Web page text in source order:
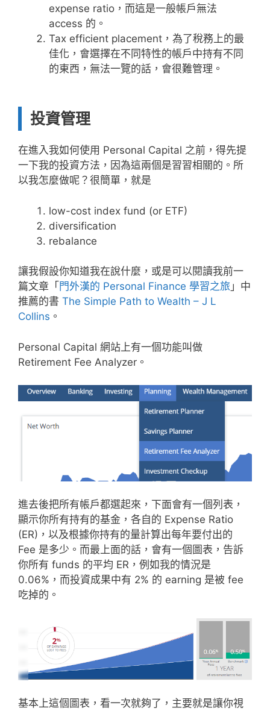
expense ratio，而這是一般帳戶無法
access 的。
Tax efficient placement，為了稅務上的最
佳化，會選擇在不同特性的帳戶中持有不同
的東西，無法一覽的話，會很難管理。
投資管理
在進入我如何使用 Personal Capital 之前，得先提
一下我的投資方法，因為這兩個是習習相關的。所
以我怎麼做呢？很簡單，就是
low-cost index fund (or ETF)
diversification
rebalance
讓我假設你知道我在說什麼，或是可以閱讀我前一
篇文章「 門外漢的 Personal Finance 學習之旅 」中
推薦的書 The Simple Path to Wealth – J L
Collins 。
Personal Capital 網站上有一個功能叫做
Retirement Fee Analyzer。
進去後把所有帳戶都選起來，下面會有一個列表，
顯示你所有持有的基金，各自的 Expense Ratio
(ER)，以及根據你持有的量計算出每年要付出的
Fee 是多少。而最上面的話，會有一個圖表，告訴
你所有 funds 的平均 ER，例如我的情況是
0.06%，而投資成果中有 2% 的 earning 是被 fee
吃掉的。
基本上這個圖表，看一次就夠了，主要就是讓你視